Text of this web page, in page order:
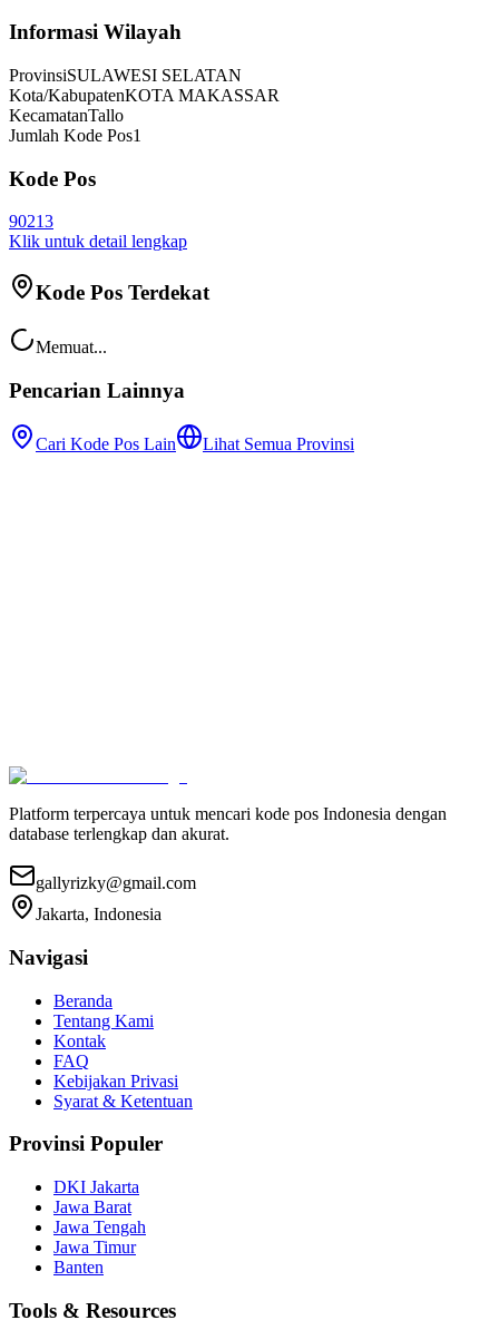
Informasi Wilayah
ProvinsiSULAWESI SELATAN
Kota/KabupatenKOTA MAKASSAR
KecamatanTallo
Jumlah Kode Pos1
Kode Pos
90213
Klik untuk detail lengkap
Kode Pos Terdekat
Memuat...
Pencarian Lainnya
Cari Kode Pos Lain Lihat Semua Provinsi
Platform terpercaya untuk mencari kode pos Indonesia dengan
database terlengkap dan akurat.
gallyrizky@gmail.com
Jakarta, Indonesia
Navigasi
Beranda
Tentang Kami
Kontak
FAQ
Kebijakan Privasi
Syarat & Ketentuan
Provinsi Populer
DKI Jakarta
Jawa Barat
Jawa Tengah
Jawa Timur
Banten
Tools & Resources